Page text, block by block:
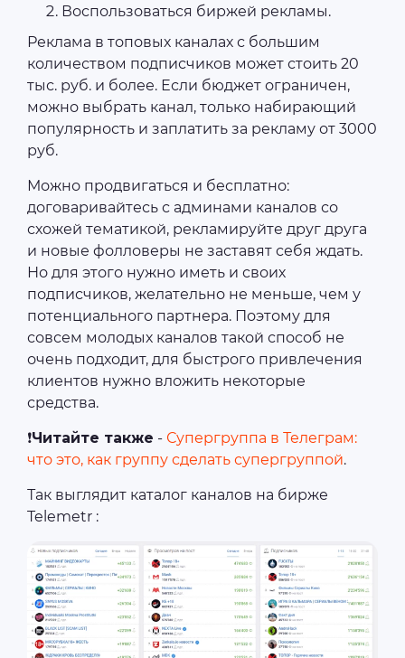
Воспользоваться биржей рекламы.
Реклама в топовых каналах с большим
количеством подписчиков может стоить 20
тыс. руб. и более. Если бюджет ограничен,
можно выбрать канал, только набирающий
популярность и заплатить за рекламу от 3000
руб.
Можно продвигаться и бесплатно:
договаривайтесь с админами каналов со
схожей тематикой, рекламируйте друг друга
и новые фолловеры не заставят себя ждать.
Но для этого нужно иметь и своих
подписчиков, желательно не меньше, чем у
потенциального партнера. Поэтому для
совсем молодых каналов такой способ не
очень подходит, для быстрого привлечения
клиентов нужно вложить некоторые
средства.
❗Читайте также - Супергруппа в Телеграм:
что это, как группу сделать супергруппой.
Так выглядит каталог каналов на бирже
Telemetr :